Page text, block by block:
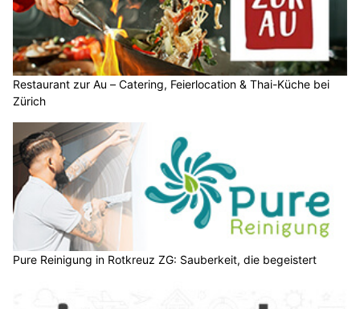
Restaurant zur Au – Catering, Feierlocation & Thai-Küche bei
Zürich
Pure Reinigung in Rotkreuz ZG: Sauberkeit, die begeistert